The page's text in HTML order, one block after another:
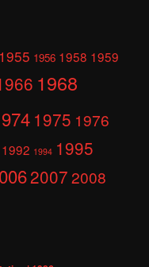
1955 1956 1958 1959
1968
1975 1976
1992 1994 1995
20072008